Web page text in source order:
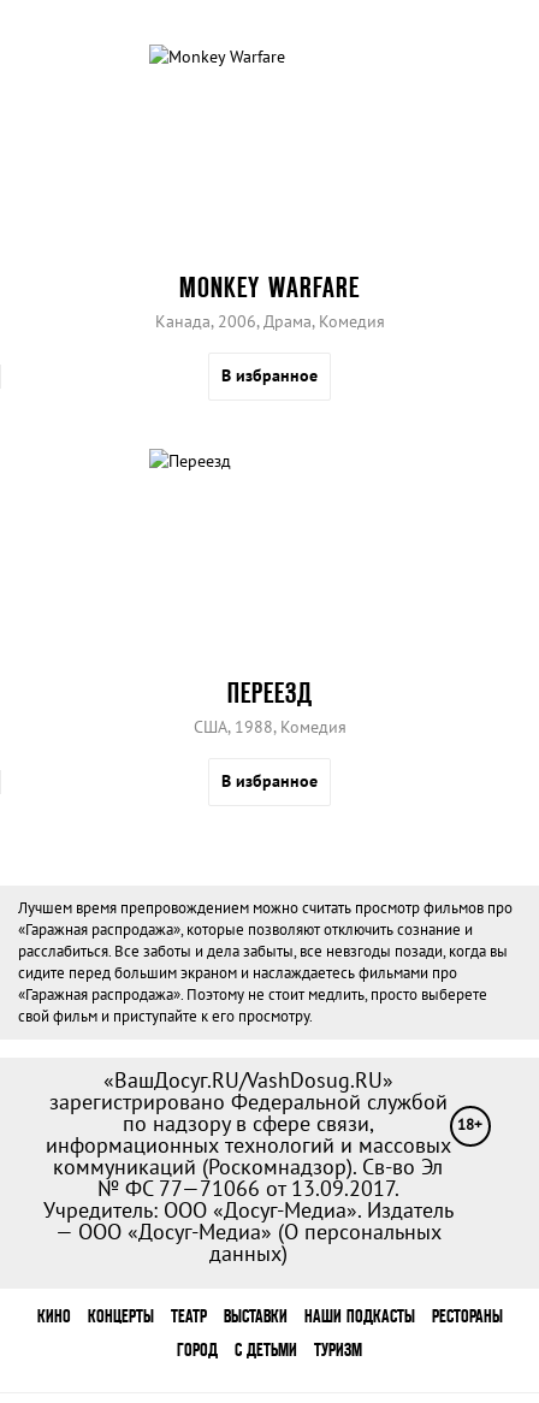
MONKEY WARFARE
Канада, 2006, Драма, Комедия
В избранное
ПЕРЕЕЗД
США, 1988, Комедия
В избранное
Лучшем время препровождением можно считать просмотр фильмов про
«Гаражная распродажа», которые позволяют отключить сознание и
расслабиться. Все заботы и дела забыты, все невзгоды позади, когда вы
сидите перед большим экраном и наслаждаетесь фильмами про
«Гаражная распродажа». Поэтому не стоит медлить, просто выберете
свой фильм и приступайте к его просмотру.
«ВашДосуг.RU/VashDosug.RU»
зарегистрировано Федеральной службой
по надзору в сфере связи,
информационных технологий и массовых
коммуникаций (Роскомнадзор). Св-во Эл
№ ФС 77—71066 от 13.09.2017.
Учредитель: ООО «Досуг-Медиа». Издатель
— ООО «Досуг-Медиа» (О персональных
данных)
18+
КИНО КОНЦЕРТЫ ТЕАТР ВЫСТАВКИ НАШИ ПОДКАСТЫ
РЕСТОРАНЫ
ГОРОД
С ДЕТЬМИ ТУРИЗМ